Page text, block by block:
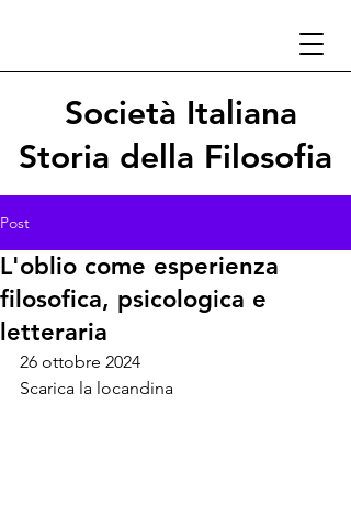
Società Italiana
Storia della Filosofia
Post
L'oblio come esperienza
filosofica, psicologica e
letteraria
26 ottobre 2024
Scarica la locandina